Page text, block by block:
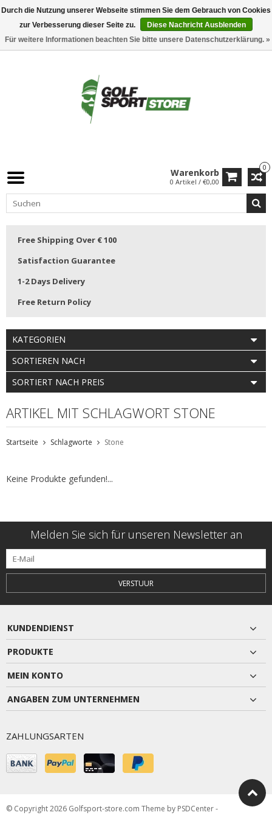
0
Warenkorb
0 Artikel / €0,00
Free Shipping Over € 100
Satisfaction Guarantee
1-2 Days Delivery
Free Return Policy
KATEGORIEN
SORTIEREN NACH
SORTIERT NACH PREIS
ARTIKEL MIT SCHLAGWORT STONE
Startseite Schlagworte Stone
Keine Produkte gefunden!...
Melden Sie sich für unseren Newsletter an
VERSTUUR
KUNDENDIENST
PRODUKTE
MEIN KONTO
ANGABEN ZUM UNTERNEHMEN
ZAHLUNGSARTEN
© Copyright 2026 Golfsport-store.com Theme by PSDCenter-
Durch die Nutzung unserer Webseite stimmen Sie dem Gebrauch von Cookies
zur Verbesserung dieser Seite zu.
Diese Nachricht Ausblenden
Für weitere Informationen beachten Sie bitte unsere Datenschutzerklärung. »